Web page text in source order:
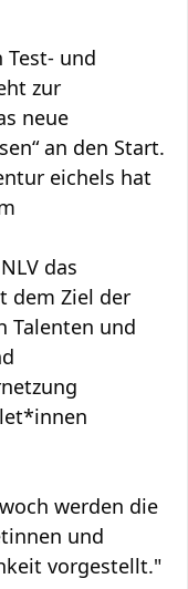
Test- und
zur
neue
an den Start.
eichels hat
das
dem Ziel der
Talenten und
werden die
und
vorgestellt."